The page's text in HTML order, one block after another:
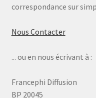
correspondance sur
Nous Contacter
... ou en nous écrivant à :
Francephi Diffusion
BP 20045